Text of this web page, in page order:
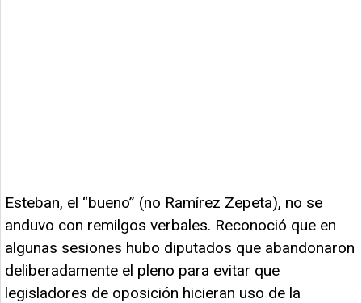
Esteban, el “bueno” (no Ramírez Zepeta), no se
anduvo con remilgos verbales. Reconoció que en
algunas sesiones hubo diputados que abandonaron
deliberadamente el pleno para evitar que
legisladores de oposición hicieran uso de la